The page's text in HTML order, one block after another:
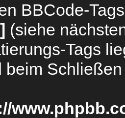
BBCode-
(siehe
Tags
beim